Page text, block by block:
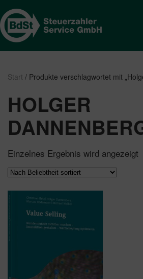
Start / Produkte verschlagwortet mit
HOLGER
Einzelnes Ergebnis wird angezeigt